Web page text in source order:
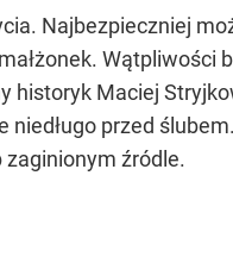
Najbezpieczniej
Wątpliwości
historyk Maciej
przed
źródle.